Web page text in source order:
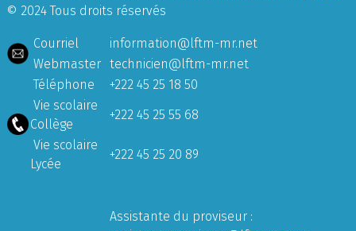
© 2024 Tous droits réservés
Courriel
information@lftm-mr.net
Webmaster technicien@lftm-mr.net
Téléphone
+222 45 25 18 50
Vie scolaire
Collège
+222 45 25 55 68
Vie scolaire
Lycée
+222 45 25 20 89
Assistante du proviseur :